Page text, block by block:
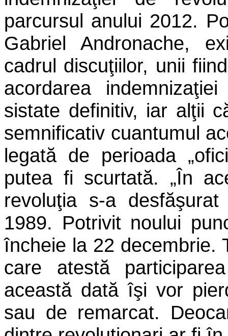
parcursul anului 2012.
Gabriel Andronache,
cadrul discuţiilor, unii
acordarea
sistate definitiv, iar alţii
semnificativ cuantumul
legată de perioada
putea fi scurtată. „În
revoluţia s-a
1989. Potrivit noului
încheie la 22 decembrie.
care atestă
această dată îşi vor
sau de remarcat.